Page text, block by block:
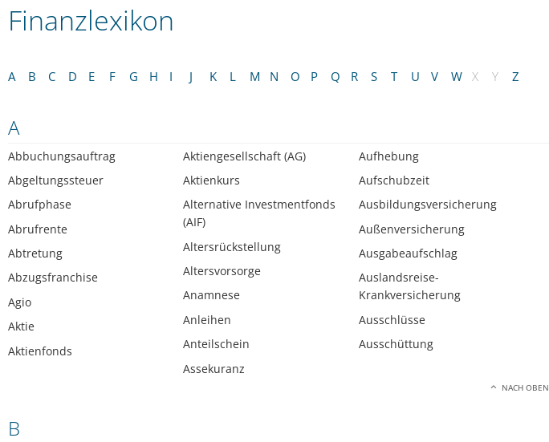
Finanzlexikon
A B C D E F G H I J K L M N O P Q R S T U V W X Y Z
A
Abbuchungsauftrag
Abgeltungssteuer
Abrufphase
Abrufrente
Abtretung
Abzugsfranchise
Agio
Aktie
Aktienfonds
Aktiengesellschaft (AG)
Aktienkurs
Alternative Investmentfonds
(AIF)
Altersrückstellung
Altersvorsorge
Anamnese
Anleihen
Anteilschein
Assekuranz
Aufhebung
Aufschubzeit
Ausbildungsversicherung
Außenversicherung
Ausgabeaufschlag
Auslandsreise-
Krankversicherung
Ausschlüsse
Ausschüttung
NACH OBEN
B